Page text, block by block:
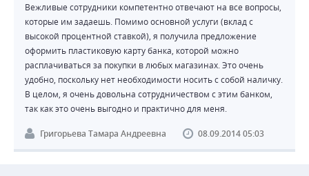
Вежливые сотрудники компетентно отвечают на все вопросы,
которые им задаешь. Помимо основной услуги (вклад с
высокой процентной ставкой), я получила предложение
оформить пластиковую карту банка, которой можно
расплачиваться за покупки в любых магазинах. Это очень
удобно, поскольку нет необходимости носить с собой наличку.
В целом, я очень довольна сотрудничеством с этим банком,
так как это очень выгодно и практично для меня.
Григорьева Тамара Андреевна 08.09.2014 05:03